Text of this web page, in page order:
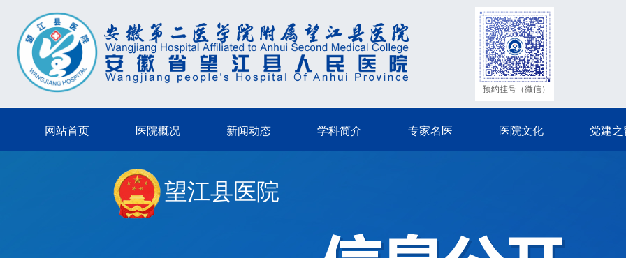
预约挂号（微信）
网站首页 医院概况 新闻动态 学科简介 专家名医 医院文化 党建之
望江县医院